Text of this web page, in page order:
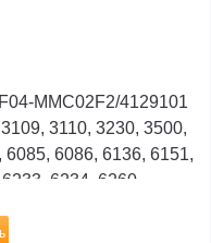
MMC02F2/4129101
3110, 3230, 3500,
6085, 6086, 6136, 6151,
6234, 6260,...